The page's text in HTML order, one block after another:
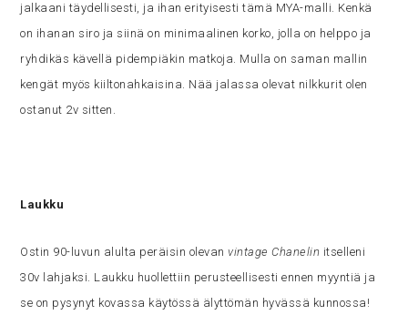
jalkaani täydellisesti, ja ihan erityisesti tämä MYA-malli. Kenkä
on ihanan siro ja siinä on minimaalinen korko, jolla on helppo ja
ryhdikäs kävellä pidempiäkin matkoja. Mulla on saman mallin
kengät myös kiiltonahkaisina. Nää jalassa olevat nilkkurit olen
ostanut 2v sitten.
Laukku
Ostin 90-luvun alulta peräisin olevanvintage Chanelin itselleni
30v lahjaksi. Laukku huollettiin perusteellisesti ennen myyntiä ja
se on pysynyt kovassa käytössä älyttömän hyvässä kunnossa!